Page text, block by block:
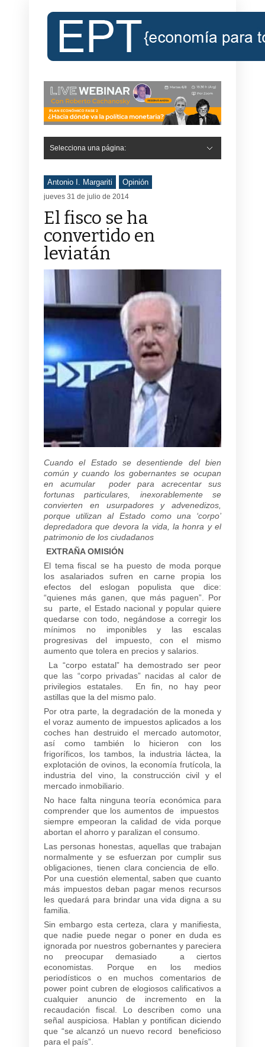
Selecciona una página:
Antonio I. Margariti Opinión
jueves 31 de julio de 2014
El fisco se ha
convertido en
leviatán
Cuando el Estado se desentiende del bien
común y cuando los gobernantes se ocupan
en acumular poder para acrecentar sus
fortunas particulares, inexorablemente se
convierten en usurpadores y advenedizos,
porque utilizan al Estado como una ‘corpo’
depredadora que devora la vida, la honra y el
patrimonio de los ciudadanos
EXTRAÑA OMISIÓN
El tema fiscal se ha puesto de moda porque
los asalariados sufren en carne propia los
efectos del eslogan populista que dice:
“quienes más ganen, que más paguen”. Por
su parte, el Estado nacional y popular quiere
quedarse con todo, negándose a corregir los
mínimos no imponibles y las escalas
progresivas del impuesto, con el mismo
aumento que tolera en precios y salarios.
La “corpo estatal” ha demostrado ser peor
que las “corpo privadas” nacidas al calor de
privilegios estatales. En fin, no hay peor
astillas que la del mismo palo.
Por otra parte, la degradación de la moneda y
el voraz aumento de impuestos aplicados a los
coches han destruido el mercado automotor,
así como también lo hicieron con los
frigoríficos, los tambos, la industria láctea, la
explotación de ovinos, la economía frutícola, la
industria del vino, la construcción civil y el
mercado inmobiliario.
No hace falta ninguna teoría económica para
comprender que los aumentos de impuestos
siempre empeoran la calidad de vida porque
abortan el ahorro y paralizan el consumo.
Las personas honestas, aquellas que trabajan
normalmente y se esfuerzan por cumplir sus
obligaciones, tienen clara conciencia de ello.
Por una cuestión elemental, saben que cuanto
más impuestos deban pagar menos recursos
les quedará para brindar una vida digna a su
familia.
Sin embargo esta certeza, clara y manifiesta,
que nadie puede negar o poner en duda es
ignorada por nuestros gobernantes y pareciera
no preocupar demasiado a ciertos
economistas. Porque en los medios
periodísticos o en muchos comentarios de
power point cubren de elogiosos calificativos a
cualquier anuncio de incremento en la
recaudación fiscal. Lo describen como una
señal auspiciosa. Hablan y pontifican diciendo
que “se alcanzó un nuevo record beneficioso
para el país”.